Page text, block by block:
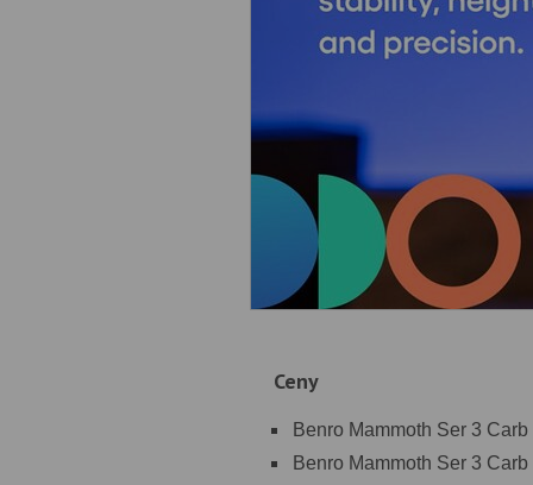
Ceny
Benro Mammoth Ser 3
Benro Mammoth Ser 3